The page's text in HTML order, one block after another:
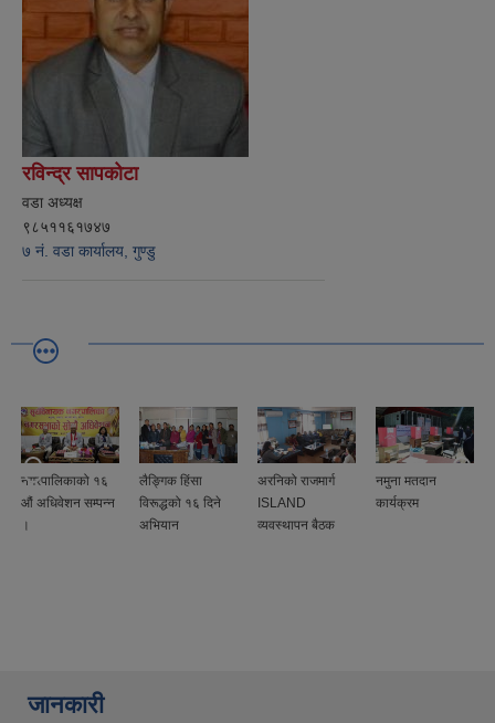
रविन्द्र सापकोटा
वडा अध्यक्ष
९८५११६१७४७
७ नं. वडा कार्यालय, गुण्डु
नगरपालिकाको १६
औं अधिवेशन सम्पन्न
।
लैङ्गिक हिंसा
विरूद्धको १६ दिने
अभियान
अरनिको राजमार्ग
ISLAND
व्यवस्थापन बैठक
नमुना मतदान
कार्यक्रम
जानकारी